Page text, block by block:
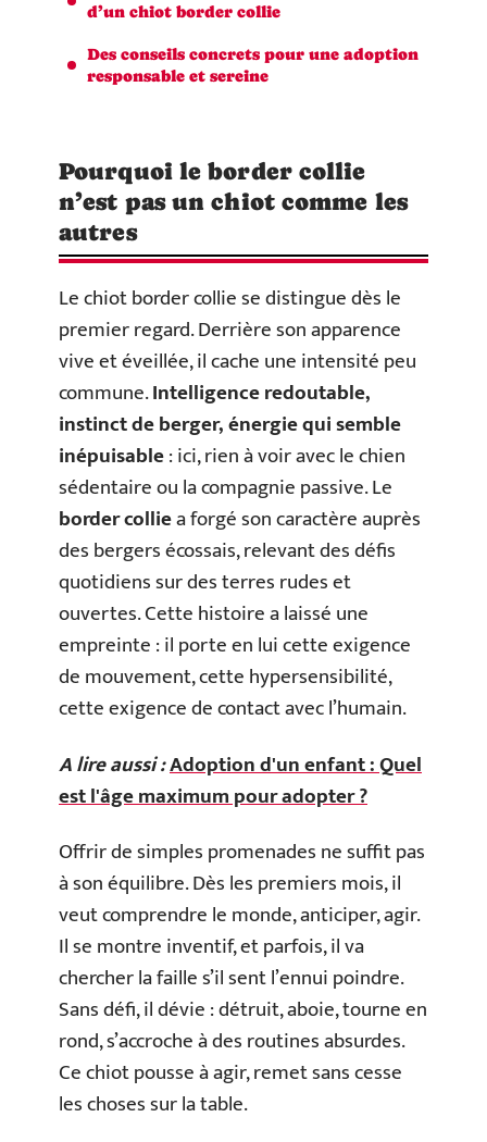
d’un chiot border collie
Des conseils concrets pour une adoption
responsable et sereine
Pourquoi le border collie
n’est pas un chiot comme les
autres
Le chiot border collie se distingue dès le
premier regard. Derrière son apparence
vive et éveillée, il cache une intensité peu
commune.Intelligence redoutable,
instinct de berger, énergie qui semble
inépuisable: ici, rien à voir avec le chien
sédentaire ou la compagnie passive. Le
border colliea forgé son caractère auprès
des bergers écossais, relevant des défis
quotidiens sur des terres rudes et
ouvertes. Cette histoire a laissé une
empreinte : il porte en lui cette exigence
de mouvement, cette hypersensibilité,
cette exigence de contact avec l’humain.
A lire aussi :Adoption d'un enfant : Quel
est l'âge maximum pour adopter ?
Offrir de simples promenades ne suffit pas
à son équilibre. Dès les premiers mois, il
veut comprendre le monde, anticiper, agir.
Il se montre inventif, et parfois, il va
chercher la faille s’il sent l’ennui poindre.
Sans défi, il dévie : détruit, aboie, tourne en
rond, s’accroche à des routines absurdes.
Ce chiot pousse à agir, remet sans cesse
les choses sur la table.